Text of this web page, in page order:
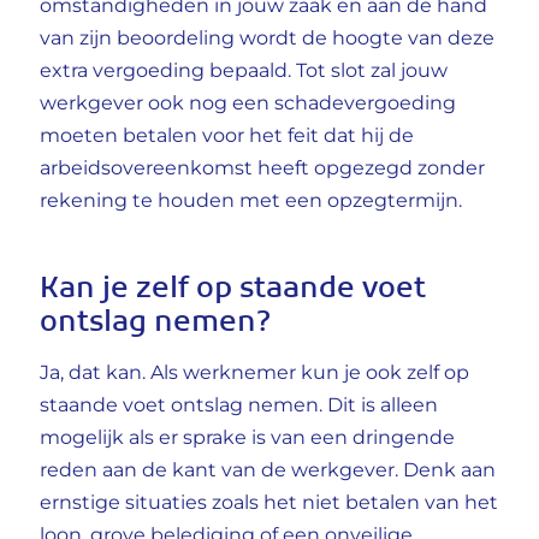
omstandigheden in jouw zaak en aan de hand
van zijn beoordeling wordt de hoogte van deze
extra vergoeding bepaald. Tot slot zal jouw
werkgever ook nog een schadevergoeding
moeten betalen voor het feit dat hij de
arbeidsovereenkomst heeft opgezegd zonder
rekening te houden met een opzegtermijn.
Kan je zelf op staande voet
ontslag nemen?
Ja, dat kan. Als werknemer kun je ook zelf op
staande voet ontslag nemen. Dit is alleen
mogelijk als er sprake is van een dringende
reden aan de kant van de werkgever. Denk aan
ernstige situaties zoals het niet betalen van het